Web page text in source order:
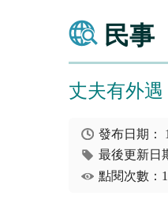
民事
丈夫有外遇
發布日期：
最後更新日
點閱次數：